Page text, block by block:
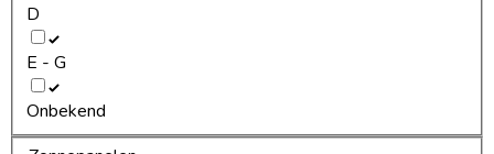
D
E - G
Onbekend